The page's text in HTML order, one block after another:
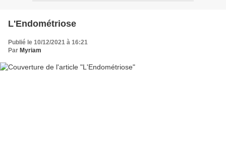
L'Endométriose
Publié le 10/12/2021 à 16:21
Par Myriam